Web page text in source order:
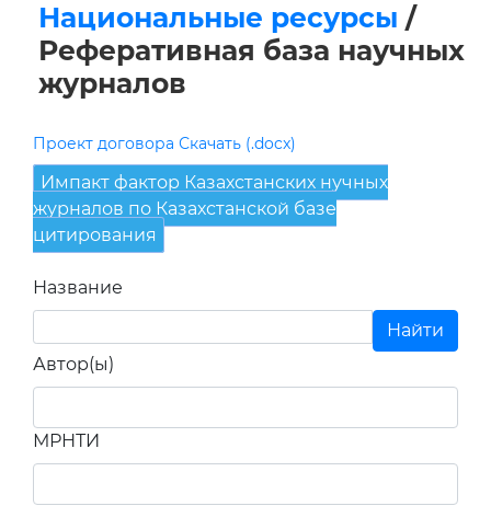
Национальные ресурсы /
Реферативная база научных
журналов
Проект договора Скачать (.docx)
Импакт фактор Казахстанских нучных
журналов по Казахстанской базе
цитирования
Название
Автор(ы)
МРНТИ